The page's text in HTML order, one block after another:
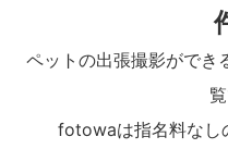
ペットの出張撮影ができ
fotowaは指名料なし